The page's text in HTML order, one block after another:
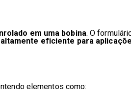
em uma bobina. O
eficiente para
elementos como: